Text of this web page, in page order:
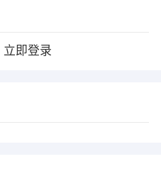
立即登录